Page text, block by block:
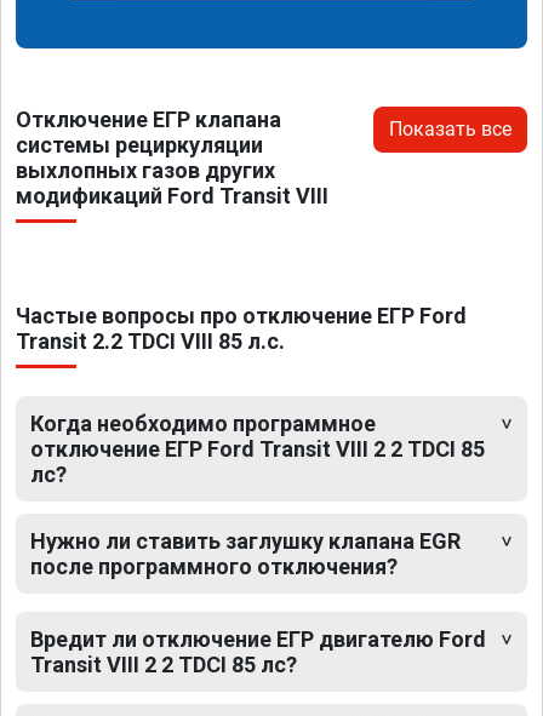
Отключение ЕГР клапана
системы рециркуляции
выхлопных газов других
модификаций Ford Transit VIII
Показать все
Частые вопросы про отключение ЕГР Ford
Transit 2.2 TDCI VIII 85 л.с.
Когда необходимо программное
отключение ЕГР Ford Transit VIII 2 2 TDCI 85
лс?
Нужно ли ставить заглушку клапана EGR
после программного отключения?
Вредит ли отключение ЕГР двигателю Ford
Transit VIII 2 2 TDCI 85 лс?